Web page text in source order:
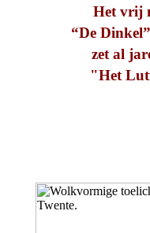
Het vrij
“De Dinkel”
zet al jaren
"Het